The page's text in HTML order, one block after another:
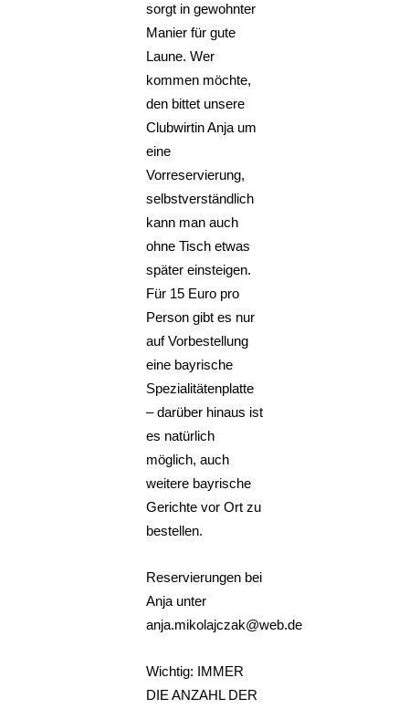
sorgt in gewohnter
Manier für gute
Laune. Wer
kommen möchte,
den bittet unsere
Clubwirtin Anja um
eine
Vorreservierung,
selbstverständlich
kann man auch
ohne Tisch etwas
später einsteigen.
Für 15 Euro pro
Person gibt es nur
auf Vorbestellung
eine bayrische
Spezialitätenplatte
– darüber hinaus ist
es natürlich
möglich, auch
weitere bayrische
Gerichte vor Ort zu
bestellen.
Reservierungen bei
Anja unter
anja.mikolajczak@web.de
Wichtig: IMMER
DIE ANZAHL DER